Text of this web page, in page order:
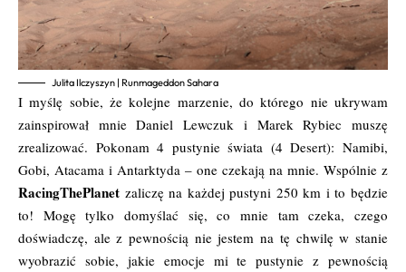
Julita Ilczyszyn | Runmageddon Sahara
I myślę sobie, że kolejne marzenie, do którego nie ukrywam
zainspirował mnie Daniel Lewczuk i Marek Rybiec muszę
zrealizować. Pokonam 4 pustynie świata (4 Desert): Namibi,
Gobi, Atacama i Antarktyda – one czekają na mnie. Wspólnie z
RacingThePlanet zaliczę na każdej pustyni 250 km i to będzie
to! Mogę tylko domyślać się, co mnie tam czeka, czego
doświadczę, ale z pewnością nie jestem na tę chwilę w stanie
wyobrazić sobie, jakie emocje mi te pustynie z pewnością